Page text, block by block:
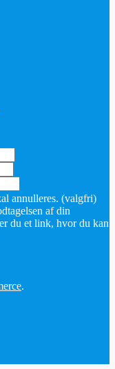
annulleres. (valgfri)
af din
du et link, hvor du kan
.